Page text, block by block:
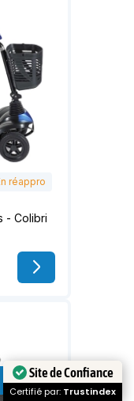
réappro
- Colibri
Site de Confiance
Certifié par: Trustindex